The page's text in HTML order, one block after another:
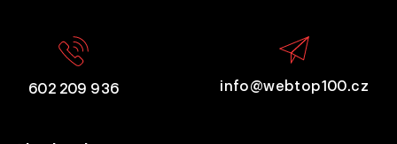
602 209 936 info@webtop100.cz